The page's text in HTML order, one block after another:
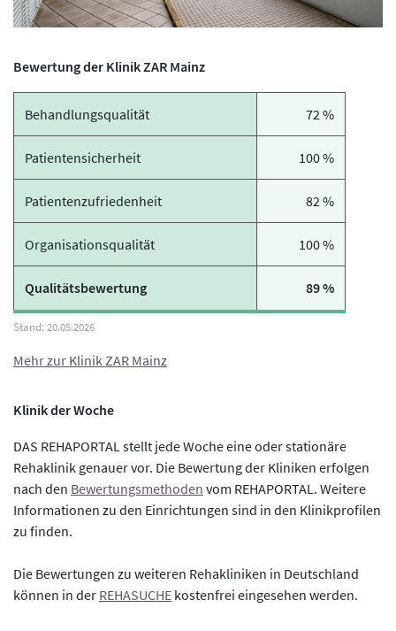
Bewertung der Klinik ZAR Mainz
Behandlungsqualität 72 %
Patientensicherheit 100 %
Patientenzufriedenheit 82 %
Organisationsqualität 100 %
Qualitätsbewertung 89 %
Mehr zur Klinik ZAR Mainz
Klinik der Woche
DAS REHAPORTAL stellt jede Woche eine oder stationäre
Rehaklinik genauer vor. Die Bewertung der Kliniken erfolgen
nach den Bewertungsmethoden vom REHAPORTAL. Weitere
Informationen zu den Einrichtungen sind in den Klinikprofilen
zu finden.
Die Bewertungen zu weiteren Rehakliniken in Deutschland
können in der REHASUCHE kostenfrei eingesehen werden.